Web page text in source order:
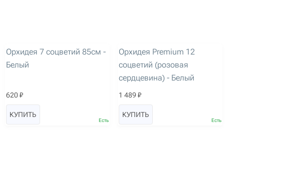
Орхидея 7 соцветий 85см -
Белый
620 ₽
КУПИТЬ
Есть
Орхидея Premium 12
соцветий (розовая
сердцевина) - Белый
1 489 ₽
КУПИТЬ
Есть